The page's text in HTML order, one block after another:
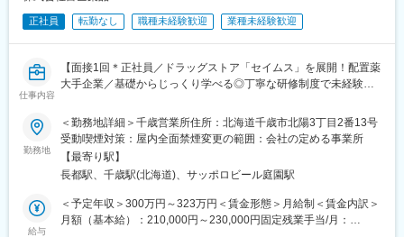
を聞くことで、お客様と信頼関係を築き、お客様の健康管理に貢
献することができます。
・「この薬すごく効き目があって良かったよ。」「こないだのリ
ンゴ酢美味しかった！ちょうどまた買おうと思ってたの。来てく
れてありがとう。」など、「ありがとう」という言葉が一番のや
りがいです。
変更の範囲：会社の定める業務
を身につけます。
・入社2週間～1カ月 ： 先輩社員に同行し、仕事の流れを学びま
キルを習得します。
・入社1カ月以降 ： 慣れてきたら独り立ち。既存のお客様をメイ
ンに訪問します。
★困ったら先輩社員に相談しやすい雰囲気です！
＜専門資格を取得できる＞
・入社後は、医薬品販売の専門知識を身につけるために、登録販
正社員 転勤なし 職種未経験歓迎 業種未経験歓迎
仕事内容
【面接1回＊正社員／ドラッグストア「セイムス」を展開！配置薬
大手企業／基礎からじっくり学べる◎丁寧な研修制度で未経験の
■職務内容：
担当エリアのお客様（個人宅や企業）へ訪問し、配置薬（お薬
箱）や健康食品の提案をお任せします。
※既に、取引のあるお客様先を訪問するスタイルです。
＜仕事の流れ＞
配置薬や健康食品、サプリメントの使用頻度に合わせて、1～6ヵ
勤務地
＜勤務地詳細＞千歳営業所住所：北海道千歳市北陽3丁目2番13号
受動喫煙対策：屋内全面禁煙変更の範囲：会社の定める事業所
【最寄り駅】
長都駅、千歳駅(北海道)、サッポロビール庭園駅
給与
＜予定年収＞300万円～323万円＜賃金形態＞月給制＜賃金内訳＞
月額（基本給）：210,000円～230,000円固定残業手当/月：